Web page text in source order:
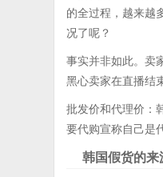
的全过程，越来越
况了呢？
事实并非如此。卖
黑心卖家在直播结
批发价和代理价：
要代购宣称自己是
韩国假货的来